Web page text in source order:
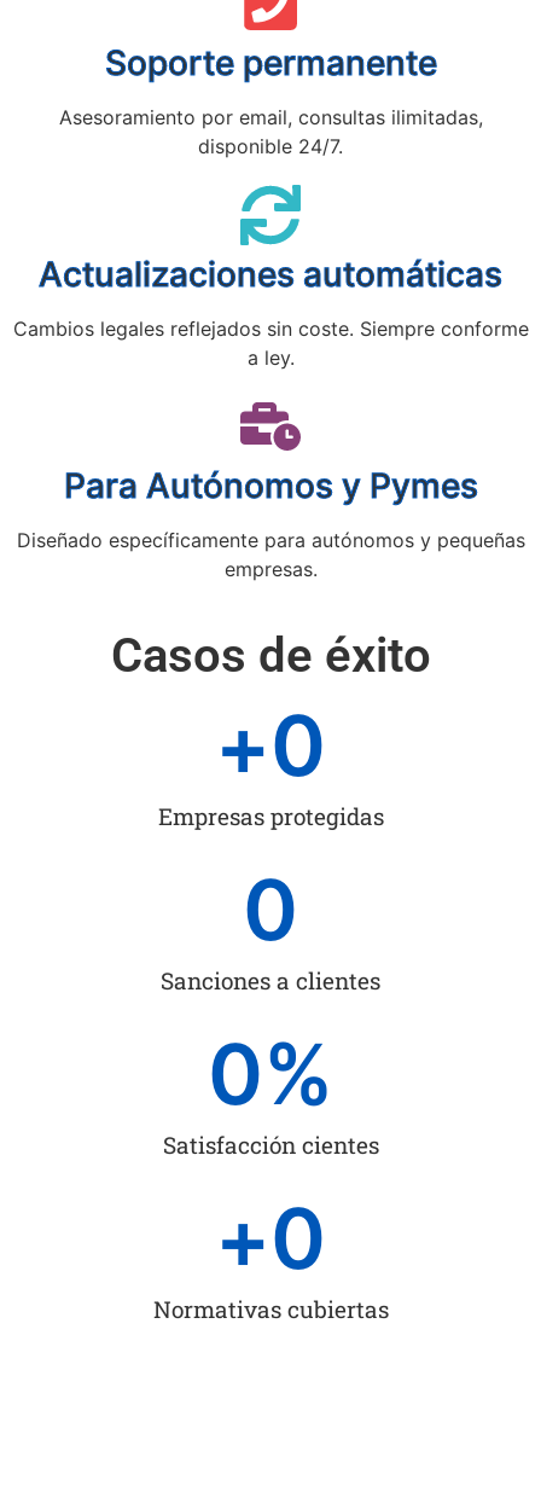
Soporte permanente
Asesoramiento por email, consultas ilimitadas,
disponible 24/7.
Actualizaciones automáticas
Cambios legales reflejados sin coste. Siempre conforme
a ley.
Para Autónomos y Pymes
Diseñado específicamente para autónomos y pequeñas
empresas.
Casos de éxito
Empresas protegidas
+0
Sanciones a clientes
0
Satisfacción cientes
0%
Normativas cubiertas
+0